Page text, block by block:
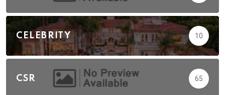
CELEBRITY 10
CSR 65